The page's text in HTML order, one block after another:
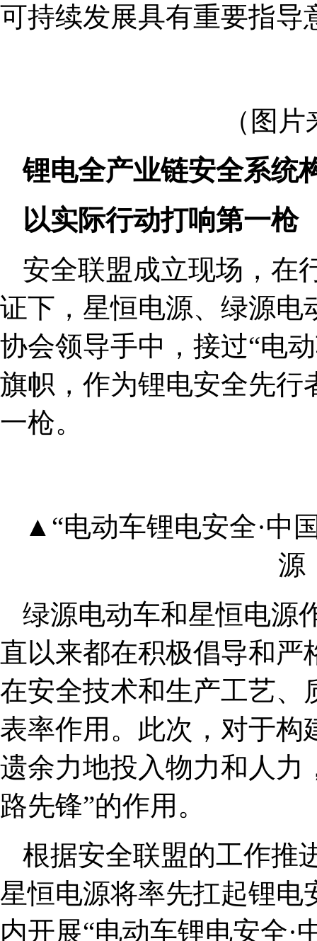
可持续发展具有重要指导
（图
锂电全产业链安全系统
以实际行动打响第一枪
安全联盟成立现场，在
证下，星恒电源、绿源电
协会领导手中，接过“电
旗帜，作为锂电安全先行
一枪。
▲“电动车锂电安全·中
源
绿源电动车和星恒电源
直以来都在积极倡导和
在安全技术和生产工艺、
表率作用。此次，对于构
遗余力地投入物力和人力
路先锋”的作用。
根据安全联盟的工作推
星恒电源将率先扛起锂电
内开展“电动车锂电安全·